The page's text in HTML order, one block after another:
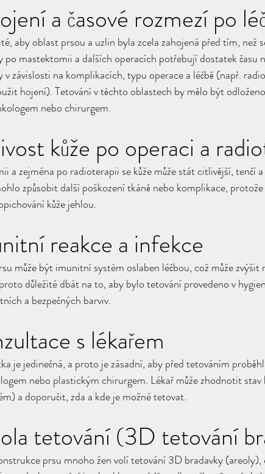
a časové rozmezí po
aby oblast prsou a uzlin byla zcela zahojená před tím, než
po mastektomii a dalších operacích potřebují dostatek času
v závislosti na komplikacích, typu operace a léčbě (např.
hojení). Tetování v těchto oblastech by mělo být
nebo chirurgem.
kůže po operaci a
a zejména po radioterapii se kůže může stát citlivější, tenčí
způsobit další poškození tkáně nebo komplikace,
kůže jehlou.
reakce a infekce
může být imunitní systém oslaben léčbou, což může
důležité dbát na to, aby bylo tetování provedeno v
a bezpečných barviv.
s lékařem
je jedinečná, a proto je zásadní, aby před tetováním
nebo plastickým chirurgem. Lékař může zhodnotit
a doporučit, zda a kde je možné tetovat.
tetování (3D tetování
prsu mnoho žen volí tetování 3D bradavky (areoly),